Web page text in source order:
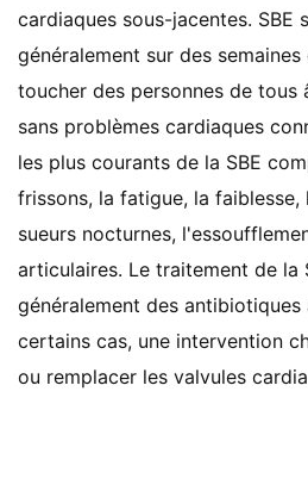
cardiaques sous-jacentes. SBE
généralement sur des
toucher des personnes de tous
sans problèmes cardiaques
les plus courants de la SBE
frissons, la fatigue, la
sueurs nocturnes,
articulaires. Le traitement de la
généralement des
certains cas, une intervention
ou remplacer les valvules